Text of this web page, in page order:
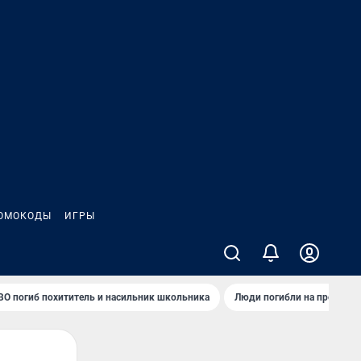
ИГРЫ
погиб похититель и насильник школьника Люди погибли на